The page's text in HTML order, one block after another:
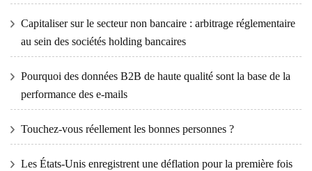
Capitaliser sur le secteur non bancaire : arbitrage réglementaire
au sein des sociétés holding bancaires
Pourquoi des données B2B de haute qualité sont la base de la
performance des e-mails
Touchez-vous réellement les bonnes personnes ?
Les États-Unis enregistrent une déflation pour la première fois